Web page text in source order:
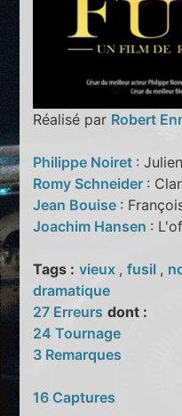
Réalisé par Robert
Philippe Noiret :
Romy Schneider :
Jean Bouise :
Joachim Hansen :
Tags : vieux ,fusil ,
dramatique
27 Erreurs dont :
24 Tournage
3 Remarques
16 Captures